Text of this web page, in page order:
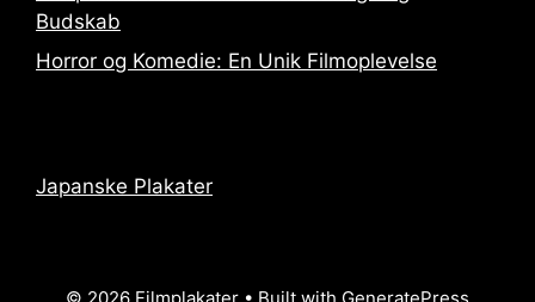
Budskab
Horror og Komedie: En Unik Filmoplevelse
Japanske Plakater